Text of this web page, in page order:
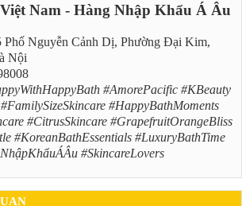
Nam - Hàng Nhập Khẩu Á Âu
Phố Nguyễn Cảnh Dị, Phường Đại Kim,
Nội
#AmorePacific #KBeauty
#HappyBathMoments
#CitrusSkincare #GrapefruitOrangeBliss
#KoreanBathEssentials #LuxuryBathTime
#SkincareLovers